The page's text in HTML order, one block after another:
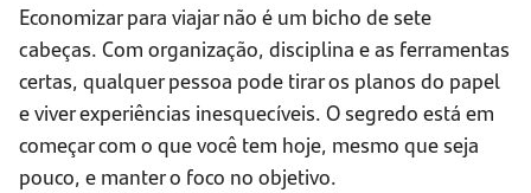
Economizar para viajar não é um bicho de sete
cabeças. Com organização, disciplina e as ferramentas
certas, qualquer pessoa pode tirar os planos do papel
e viver experiências inesquecíveis. O segredo está em
começar com o que você tem hoje, mesmo que seja
pouco, e manter o foco no objetivo.